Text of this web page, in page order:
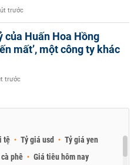
trước
của Huấn Hoa Hồng
mất’, một công ty khác
trước
tệ Tỷ giá usd
Tỷ giá yen
phê Giá tiêu hôm nay